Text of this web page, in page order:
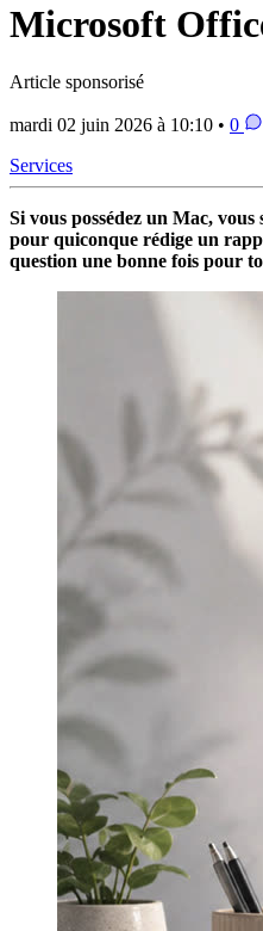
Microsoft
Article sponsorisé
mardi 02 juin 2026 à 10:10 • 0
Services
Si vous possédez un Mac,
pour quiconque rédige un
question une bonne fois pour